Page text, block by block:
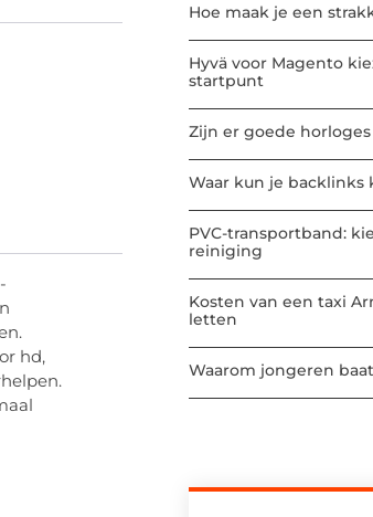
hd,
Hoe maak je een
Hyvä voor Magento
startpunt
Zijn er goede
Waar kun je backlinks
PVC-transportband:
reiniging
Kosten van een taxi
letten
Waarom jongeren